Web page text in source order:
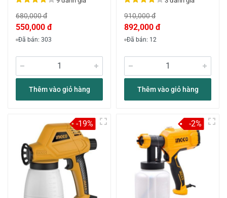
680,000 đ
550,000 đ
Đã bán: 303
Thêm vào giỏ hàng
910,000 đ
892,000 đ
Đã bán: 12
Thêm vào giỏ hàng
-19% -2%